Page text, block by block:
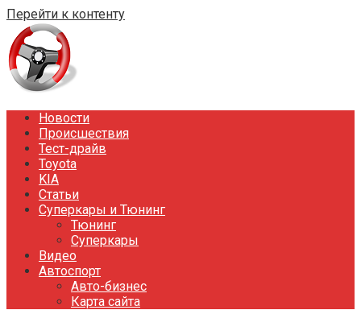
Перейти к контенту
Новости
Происшествия
Тест-драйв
Toyota
KIA
Статьи
Суперкары и Тюнинг
Тюнинг
Суперкары
Видео
Автоспорт
Авто-бизнес
Карта сайта